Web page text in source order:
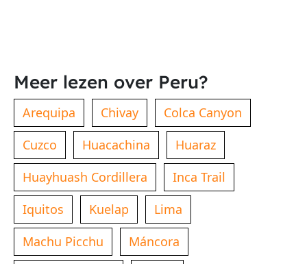
Meer lezen over Peru?
Arequipa Chivay
Colca Canyon
Cuzco
Huacachina
Huaraz
Huayhuash Cordillera
Inca Trail
Iquitos
Kuelap
Lima
Machu Picchu
Máncora